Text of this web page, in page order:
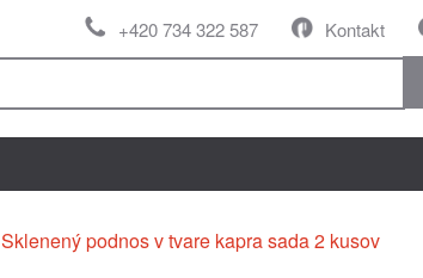
Kontakt
+420 734 322 587
Sklenený podnos v tvare kapra sada 2 kusov